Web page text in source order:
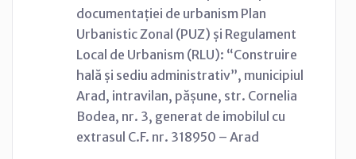
documentației de urbanism Plan
Urbanistic Zonal (PUZ) și Regulament
Local de Urbanism (RLU): “Construire
hală și sediu administrativ”, municipiul
Arad, intravilan, pășune, str. Cornelia
Bodea, nr. 3, generat de imobilul cu
extrasul C.F. nr. 318950 – Arad